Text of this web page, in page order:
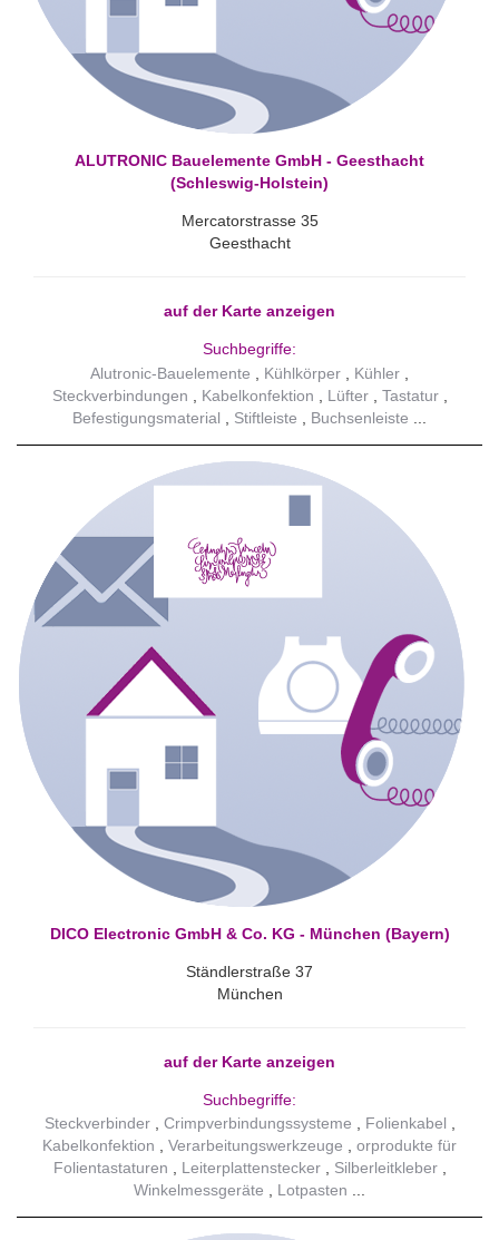
ALUTRONIC Bauelemente GmbH - Geesthacht
(Schleswig-Holstein)
Mercatorstrasse 35
Geesthacht
auf der Karte anzeigen
Suchbegriffe:
Alutronic-Bauelemente
Kühlkörper
Kühler
Steckverbindungen
Kabelkonfektion Lüfter
Tastatur
Befestigungsmaterial
Stiftleiste Buchsenleiste
DICO Electronic GmbH & Co. KG - München (Bayern)
Ständlerstraße 37
München
auf der Karte anzeigen
Suchbegriffe:
Steckverbinder
Crimpverbindungssysteme
Folienkabel
Kabelkonfektion
Verarbeitungswerkzeuge
orprodukte für
Folientastaturen
Leiterplattenstecker
Silberleitkleber
Winkelmessgeräte
Lotpasten